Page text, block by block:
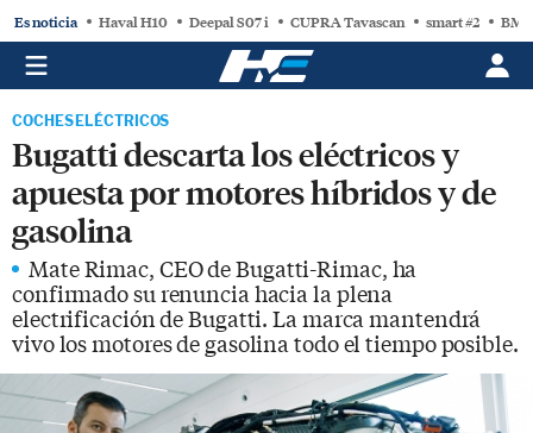
Es noticia Haval H10 Deepal S07 i CUPRA Tavascan smart #2
COCHES ELÉCTRICOS
Bugatti descarta los eléctricos y
apuesta por motores híbridos y de
gasolina
Mate Rimac, CEO de Bugatti-Rimac, ha
confirmado su renuncia hacia la plena
electrificación de Bugatti. La marca mantendrá
vivo los motores de gasolina todo el tiempo posible.